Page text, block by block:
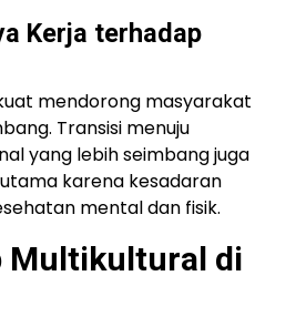
Kerja terhadap
mendorong masyarakat
Transisi menuju
yang lebih seimbang juga
karena kesadaran
mental dan fisik.
Multikultural di